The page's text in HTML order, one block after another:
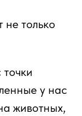
только
у нас
животных,